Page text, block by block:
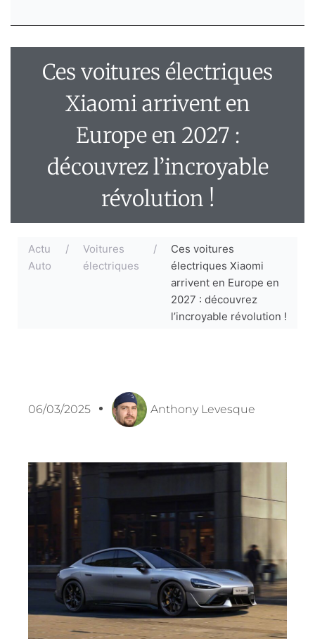
Ces voitures électriques
Xiaomi arrivent en
Europe en 2027 :
découvrez l’incroyable
révolution !
Actu
Auto
/
Voitures
électriques
/
Ces voitures
électriques Xiaomi
arrivent en Europe en
2027 : découvrez
l’incroyable révolution !
06/03/2025 Anthony Levesque